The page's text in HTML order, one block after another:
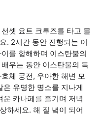
셋 요트 크루즈를 타고 물
. 2시간 동안 진행되는 이
를 항해하며 이스탄불의
우는 동안 이스탄불의 독
체 궁전, 우아한 해변 모
유명한 명소를 지나게
카나페를 즐기며 저녁
하세요. 해 질 녘이 되어